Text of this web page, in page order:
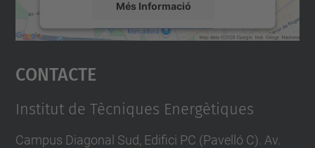
Més Informació
Accepta
powered by
Contacte
Institut de Tècniques Energètiques
Campus Diagonal Sud, Edifici PC (Pavelló C). Av.